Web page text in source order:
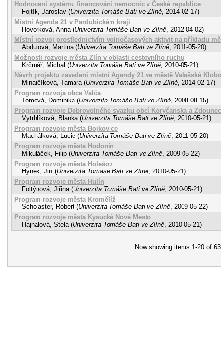
Hodnocení systému financování nemocnic v České republice
Fojtík, Jaroslav (Univerzita Tomáše Bati ve Zlíně, 2014-02-17)
Místní Agenda 21 v Pardubickém kraji
Hovorková, Anna (Univerzita Tomáše Bati ve Zlíně, 2012-04-02)
Místní rozvoj prostřednictvím volnočasových aktivit na příkladu
Abdulová, Martina (Univerzita Tomáše Bati ve Zlíně, 2011-05-20)
Možnosti rozvoje města Zlín v oblasti cestovního ruchu
Krčmář, Michal (Univerzita Tomáše Bati ve Zlíně, 2010-05-21)
Návrh projektu zavedeni místní Agendy 21 ve městě Valašské
Minarčíková, Tamara (Univerzita Tomáše Bati ve Zlíně, 2014-02-17)
Program rozvoja obce Valča
Tomová, Dominika (Univerzita Tomáše Bati ve Zlíně, 2008-08-15)
Program rozvoje Dobrovolného svazku obcí Koryčanska a
Vytrhlíková, Blanka (Univerzita Tomáše Bati ve Zlíně, 2010-05-21)
Program rozvoje města Bojkovice
Machálková, Lucie (Univerzita Tomáše Bati ve Zlíně, 2011-05-20)
Program rozvoje města Hodonín
Mikuláček, Filip (Univerzita Tomáše Bati ve Zlíně, 2009-05-22)
Program rozvoje města Holešov
Hynek, Jiří (Univerzita Tomáše Bati ve Zlíně, 2010-05-21)
Program rozvoje města Hulín
Foltýnová, Jiřina (Univerzita Tomáše Bati ve Zlíně, 2010-05-21)
Program rozvoje města Kroměříž
Scholaster, Róbert (Univerzita Tomáše Bati ve Zlíně, 2009-05-22)
Program rozvoje města Kysucké Nové Mesto
Hajnalová, Stela (Univerzita Tomáše Bati ve Zlíně, 2010-05-21)
Now showing items 1-20 of 63